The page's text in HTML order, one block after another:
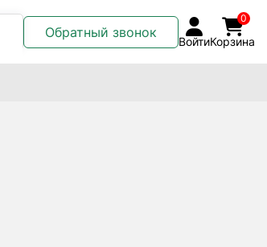
Обратный звонок
ВойтиКорзина
0